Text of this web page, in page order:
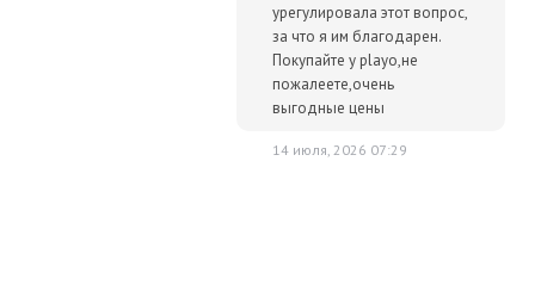
урегулировала этот вопрос,
за что я им благодарен.
Покупайте у playo,не
пожалеете,очень
выгодные цены
14 июля, 2026 07:29